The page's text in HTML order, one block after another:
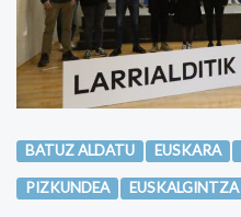
BATUZ ALDATU EUSKARA
PIZKUNDEA EUSKALGINTZA